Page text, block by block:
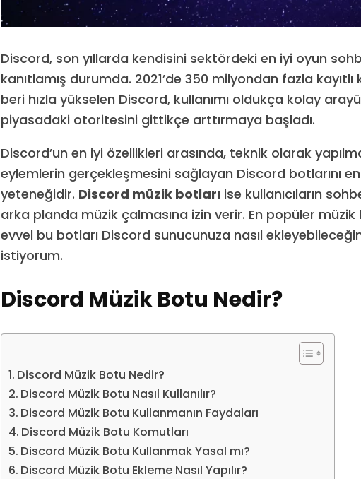
Discord, son yıllarda kendisini sektördeki en iyi oyun
kanıtlamış durumda. 2021’de 350 milyondan fazla kayıtlı
beri hızla yükselen Discord, kullanımı oldukça kolay
piyasadaki otoritesini gittikçe arttırmaya başladı.
Discord’un en iyi özellikleri arasında, teknik olarak
eylemlerin gerçekleşmesini sağlayan Discord botlarını
yeteneğidir. Discord müzik botlarıise kullanıcıların
arka planda müzik çalmasına izin verir. En popüler
evvel bu botları Discord sunucunuza nasıl
istiyorum.
Discord Müzik Botu Nedir?
Discord Müzik Botu Nedir?
Discord Müzik Botu Nasıl Kullanılır?
Discord Müzik Botu Kullanmanın Faydaları
Discord Müzik Botu Komutları
Discord Müzik Botu Kullanmak Yasal mı?
Discord Müzik Botu Ekleme Nasıl Yapılır?